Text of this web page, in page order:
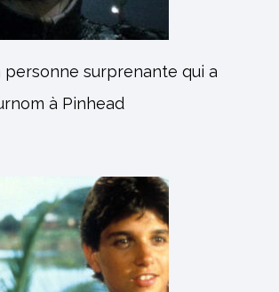
personne surprenante qui a
à Pinhead